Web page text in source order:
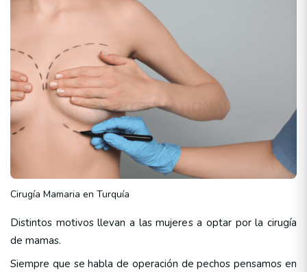
Cirugía Mamaria en Turquía
Distintos motivos llevan a las mujeres a optar por la cirugía
de mamas.
Siempre que se habla de operación de pechos pensamos en